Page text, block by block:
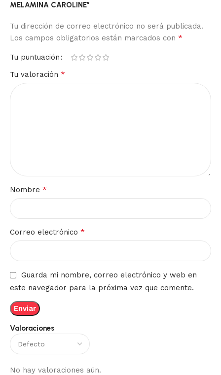
Valoraciones
No hay valoraciones aún.
MELAMINA CAROLINE”
Tu dirección de correo electrónico no será publicada.
Los campos obligatorios están marcados con *
Tu puntuación
Tu valoración *
Nombre *
Correo electrónico *
Guarda mi nombre, correo electrónico y web en
este navegador para la próxima vez que comente.